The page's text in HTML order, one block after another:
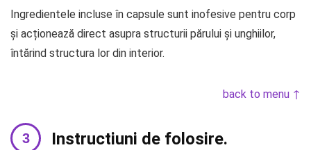
Ingredientele incluse în capsule sunt inofesive pentru corp
și acționează direct asupra structurii părului și unghiilor,
întărind structura lor din interior.
back to menu ↑
Instructiuni de folosire.